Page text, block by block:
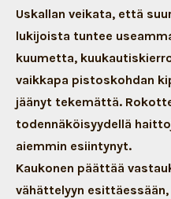
Uskallan veikata, että
lukijoista tuntee
kuumetta,
vaikkapa pistoskohdan
jäänyt tekemättä.
todennäköisyydellä
aiemmin esiintynyt.
Kaukonen päättää
vähättelyyn